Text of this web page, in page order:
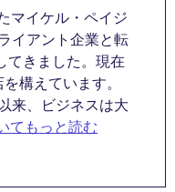
マイケル・ペイジ
イアント企業と転
てきました。現在
構えています。
来、ビジネスは大
てもっと読む